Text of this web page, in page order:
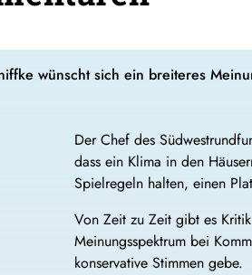
wünscht sich ein breiteres
Der Chef des
dass ein Klima in den
Spielregeln halten, einen
Von Zeit zu Zeit gibt es
Meinungsspektrum bei
konservative Stimmen gebe.